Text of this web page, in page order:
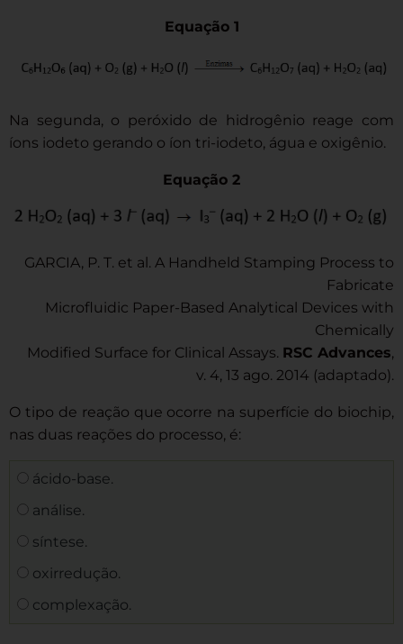
Equação 1
Na segunda, o peróxido de hidrogênio reage com
íons iodeto gerando o íon tri-iodeto, água e oxigênio.
Equação 2
GARCIA, P. T. et al. A Handheld Stamping Process to
Fabricate
Microfluidic Paper-Based Analytical Devices with
Chemically
Modified Surface for Clinical Assays. RSC Advances,
v. 4, 13 ago. 2014 (adaptado).
O tipo de reação que ocorre na superfície do biochip,
nas duas reações do processo, é:
ácido-base.
análise.
síntese.
oxirredução.
complexação.